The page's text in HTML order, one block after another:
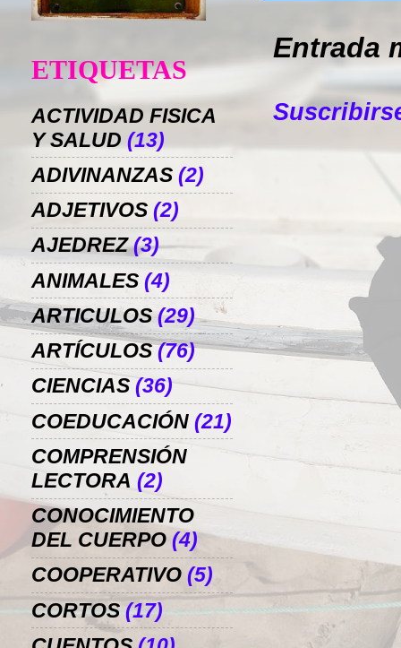
Entrada
ETIQUETAS
ACTIVIDAD FISICA
Y SALUD (13)
ADIVINANZAS (2)
ADJETIVOS (2)
AJEDREZ (3)
ANIMALES (4)
ARTICULOS (29)
ARTÍCULOS (76)
CIENCIAS (36)
COEDUCACIÓN (21)
COMPRENSIÓN
LECTORA (2)
CONOCIMIENTO
DEL CUERPO (4)
COOPERATIVO (5)
CORTOS (17)